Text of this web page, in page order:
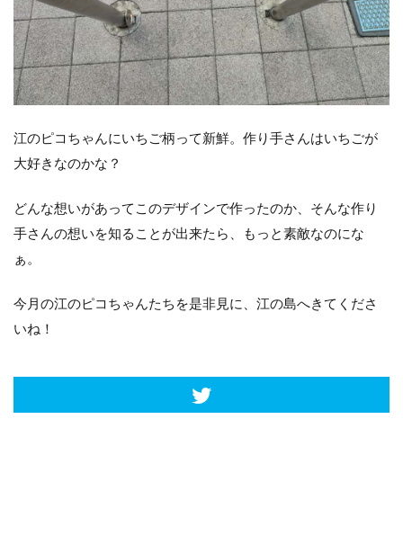
江のピコちゃんにいちご柄って新鮮。作り手さんはいちごが
大好きなのかな？
どんな想いがあってこのデザインで作ったのか、そんな作り
手さんの想いを知ることが出来たら、もっと素敵なのにな
ぁ。
今月の江のピコちゃんたちを是非見に、江の島へきてくださ
いね！